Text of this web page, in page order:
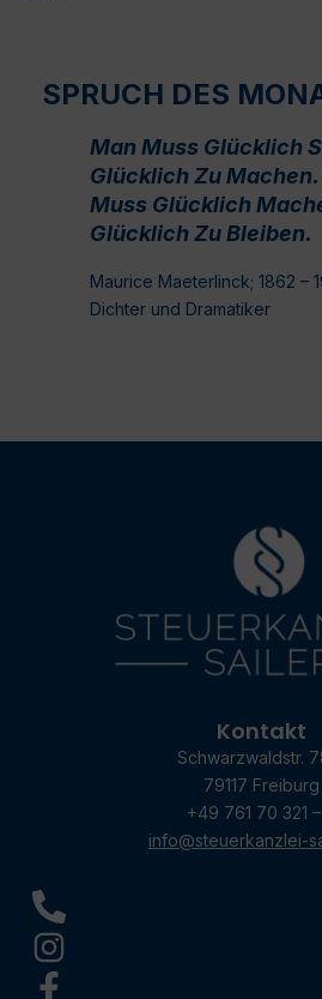
SPRUCH DES
Man Muss Glücklich
Glücklich Zu Machen.
Muss Glücklich
Glücklich Zu Bleiben.
Maurice Maeterlinck; 1862 –
Dichter und Dramatiker
Kontakt
Schwarzwaldstr.
79117 Freiburg
+49 761 70 321
info@steuerkanzlei-